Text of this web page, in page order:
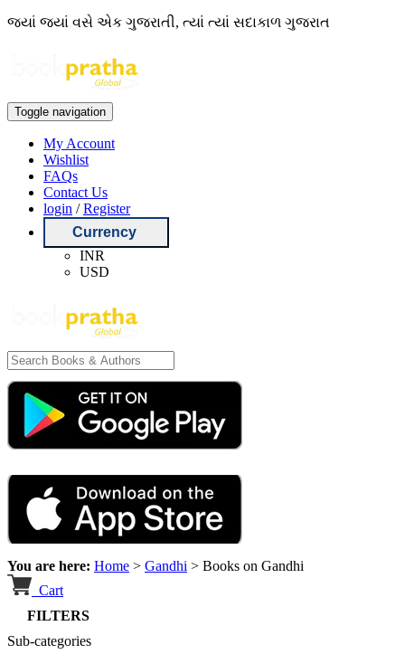
જ્યાં જ્યાં વસે એક ગુજરાતી, ત્યાં ત્યાં સદાકાળ ગુજરાત
Toggle navigation
My Account
Wishlist
FAQs
Contact Us
login /Register
Currency
INR
USD
You are here: Home > Gandhi > Books on Gandhi
Cart
FILTERS
Sub-categories